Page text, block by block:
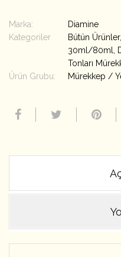
Marka:
Diamine
Kategoriler
Bütün Ürünler,
30ml/80ml
Tonları
Ürün Grubu:
Mürekkep /